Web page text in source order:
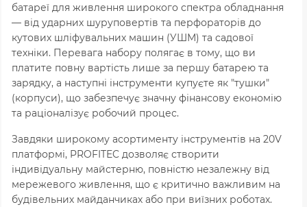
батареї для живлення широкого спектра обладнання
— від ударних шуруповертів та перфораторів до
кутових шліфувальних машин (УШМ) та садової
техніки. Перевага набору полягає в тому, що ви
платите повну вартість лише за першу батарею та
зарядку, а наступні інструменти купуєте як "тушки"
(корпуси), що забезпечує значну фінансову економію
та раціоналізує робочий процес.
Завдяки широкому асортименту інструментів на 20V
платформі, PROFITEC дозволяє створити
індивідуальну майстерню, повністю незалежну від
мережевого живлення, що є критично важливим на
будівельних майданчиках або при виїзних роботах.